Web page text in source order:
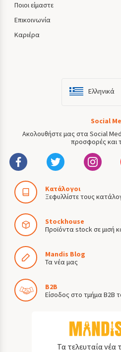
Ποιοι είμαστε
Επικοινωνία
Καριέρα
Ελληνικά
Social
Ακολουθήστε μας στα Social
προσφορές και
Κατάλογοι
Ξεφυλλίστε τους
Stockhouse
Προϊόντα stock σε μισή
Mandis Blog
Τα νέα μας
B2B
Είσοδος στο τμήμα B2B
Τα τελευταία νέα